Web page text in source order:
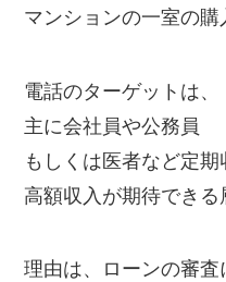
マンションの一室の購
電話のターゲットは、
主に会社員や公務員
もしくは医者など定期
高額収入が期待できる
理由は、ローンの審査